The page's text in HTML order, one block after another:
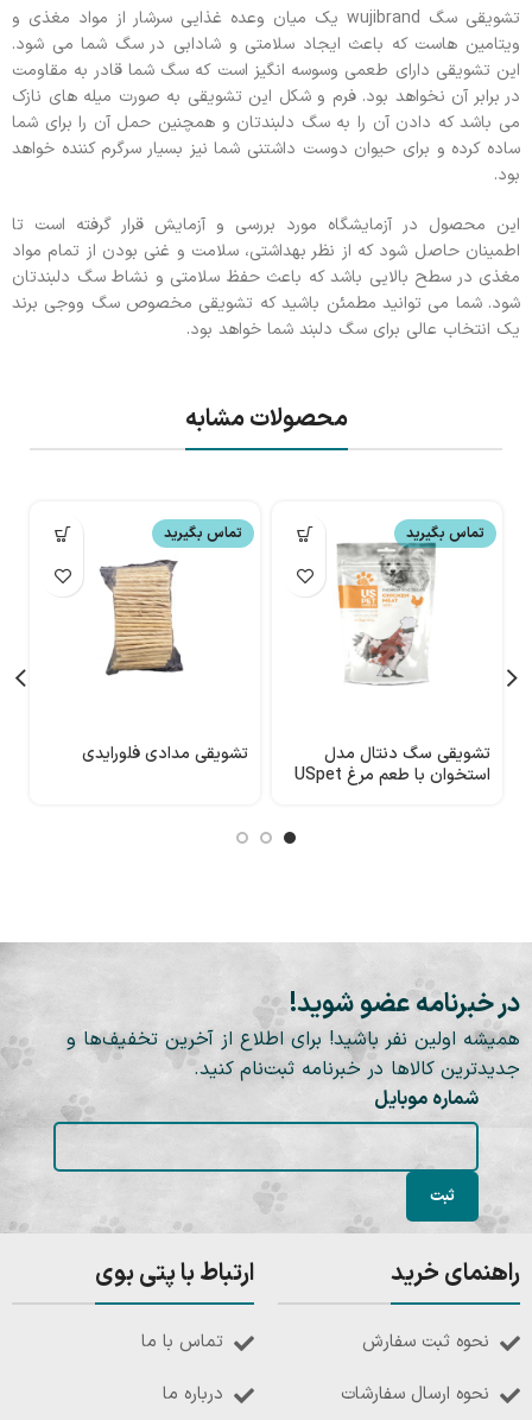
تشویقی سگ wujibrand یک میان وعده غذایی سرشار از مواد مغذی و
ویتامین هاست که باعث ایجاد سلامتی و شادابی در سگ شما می شود.
این تشویقی دارای طعمی وسوسه انگیز است که سگ شما قادر به مقاومت
در برابر آن نخواهد بود. فرم و شکل این تشویقی به صورت میله های نازک
می باشد که دادن آن را به سگ دلبندتان و همچنین حمل آن را برای شما
ساده کرده و برای حیوان دوست داشتنی شما نیز بسیار سرگرم کننده خواهد
بود.
این محصول در آزمایشگاه مورد بررسی و آزمایش قرار گرفته است تا
اطمینان حاصل شود که از نظر بهداشتی، سلامت و غنی بودن از تمام مواد
مغذی در سطح بالایی باشد که باعث حفظ سلامتی و نشاط سگ دلبندتان
شود. شما می توانید مطمئن باشید که تشویقی مخصوص سگ ووجی برند
یک انتخاب عالی برای سگ دلبند شما خواهد بود.
محصولات مشابه
تماس بگیرید
تشویقی سگ دنتال مدل
استخوان با طعم مرغ USpet
تماس بگیرید
تشویقی مدادی فلورایدی
در خبرنامه عضو شوید!
همیشه اولین نفر باشید! برای اطلاع از آخرین تخفیف‌ها و
جدیدترین کالاها در خبرنامه ثبت‌نام کنید.
شماره موبایل
راهنمای خرید
نحوه ثبت سفارش
نحوه ارسال سفارشات
ارتباط با پتی بوی
تماس با ما
درباره ما